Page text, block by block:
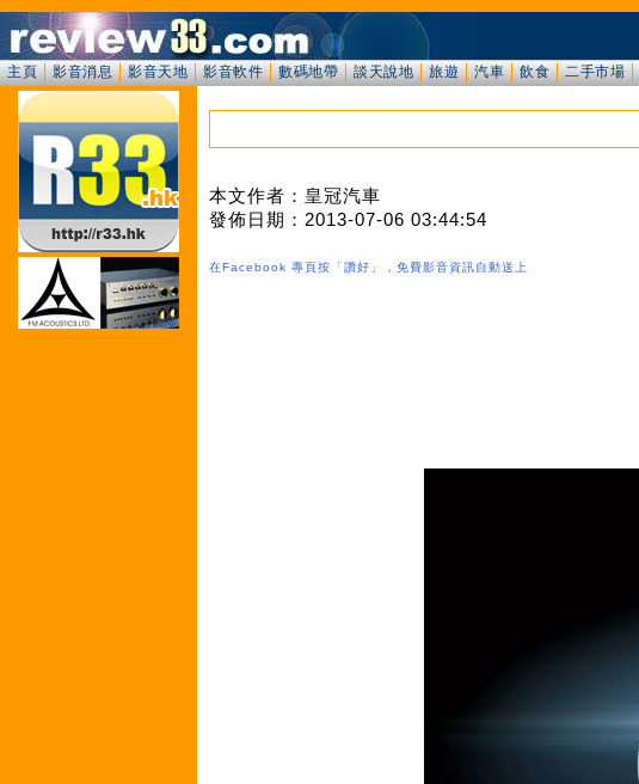
主頁 影音消息 影音天地 影音軟件 數碼地帶 談天說地 旅遊 汽車 飲食 二手市場
本文作者：皇冠汽車
發佈日期：2013-07-06 03:44:54
在Facebook 專頁按「讚好」，免費影音資訊自動送上